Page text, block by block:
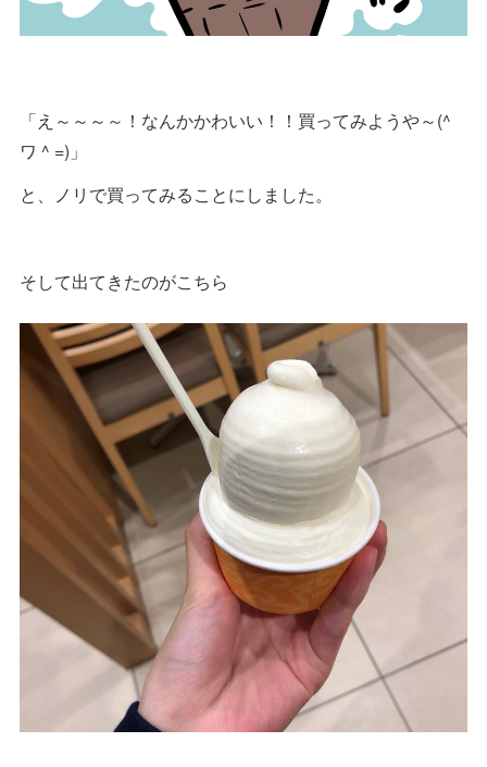
「え～～～～！なんかかわいい！！買ってみようや～(^
ワ ^ =)」
と、ノリで買ってみることにしました。
そして出てきたのがこちら